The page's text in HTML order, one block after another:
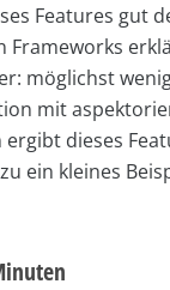
Features gut
möglichst
mit
dieses
ein kleines